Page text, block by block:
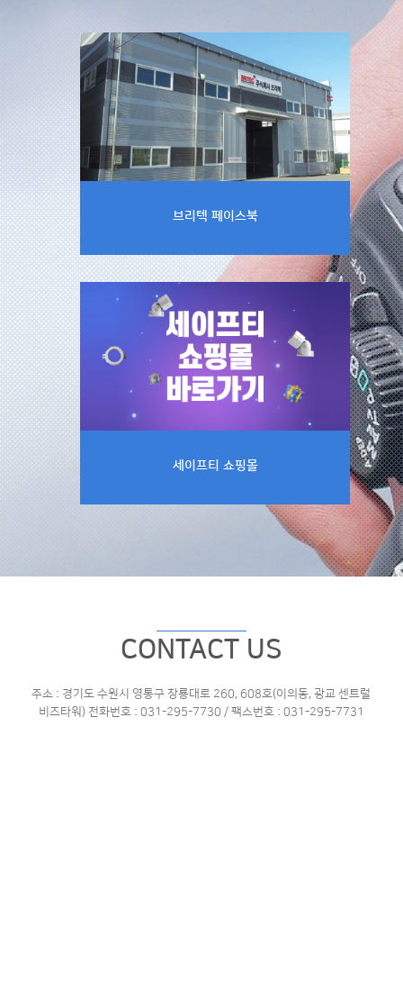
페이스북 바로가기
브리텍 페이스북
세이프티 쇼핑몰 바로가기
세이프티 쇼핑몰
CONTACT US
주소 : 경기도 수원시 영통구 창룡대로 260, 608호(이의동, 광교 센트럴
비즈타워) 전화번호 : 031-295-7730 / 팩스번호 : 031-295-7731